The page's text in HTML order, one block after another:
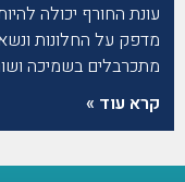
עונת החורף יכולה
מדפק על החלונות
מתכרבלים בשמיכה
קרא עוד »